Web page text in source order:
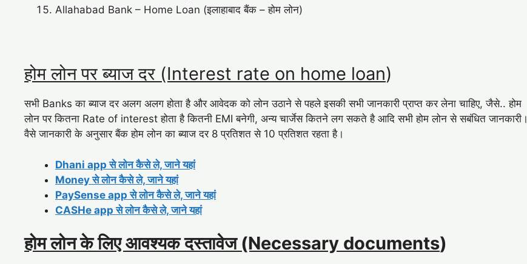
Allahabad Bank – Home Loan (इलाहाबाद बैंक – होम लोन)
होम लोन पर ब्याज दर (Interest rate on home loan)
सभी Banks का ब्याज दर अलग अलग होता है और आवेदक को लोन उठाने से पहले इसकी सभी जानकारी प्राप्त कर लेना चाहिए, जैसे.. होम
लोन पर कितना Rate of interest होता है कितनी EMI बनेगी, अन्य चार्जेस कितने लग सकते है आदि सभी होम लोन से सबंधित जानकारी।
वैसे जानकारी के अनुसार बैंक होम लोन का ब्याज दर 8 प्रतिशत से 10 प्रतिशत रहता है।
Dhani app से लोन कैसे ले, जाने यहां
Money से लोन कैसे ले, जाने यहां
PaySense app से लोन कैसे ले, जाने यहां
CASHe app से लोन कैसे ले, जाने यहां
होम लोन के लिए आवश्यक दस्तावेज (Necessary documents)